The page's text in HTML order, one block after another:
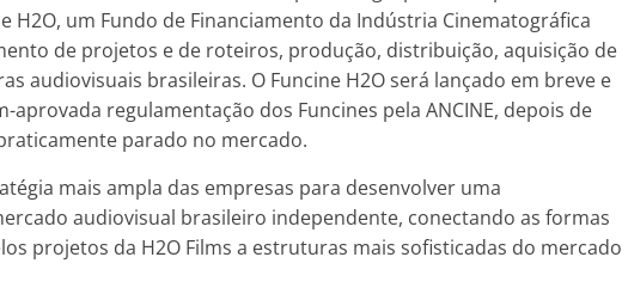
H2O, um Fundo de Financiamento da Indústria Cinematográfica
de projetos e de roteiros, produção, distribuição, aquisição de
audiovisuais brasileiras. O Funcine H2O será lançado em breve e
regulamentação dos Funcines pela ANCINE, depois de
parado no mercado.
mais ampla das empresas para desenvolver uma
audiovisual brasileiro independente, conectando as formas
projetos da H2O Films a estruturas mais sofisticadas do mercado